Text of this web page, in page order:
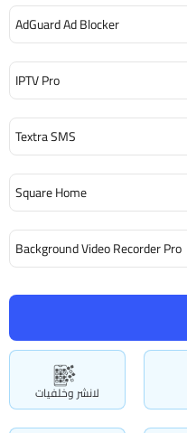
لانشر وخلفيات
AdGuard Ad Blocker
IPTV Pro
Textra SMS
Square Home
Background Video Recorder Pro